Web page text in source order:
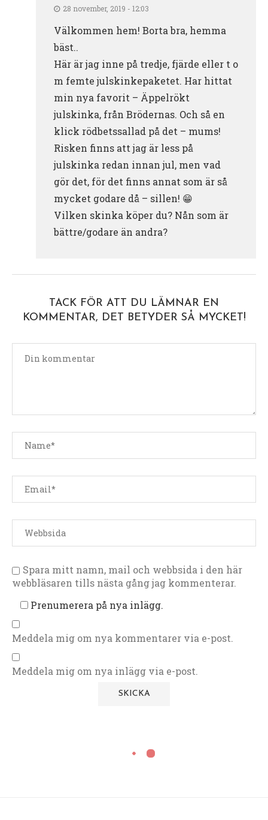
28 november, 2019 - 12:03
Välkommen hem! Borta bra, hemma
bäst..
Här är jag inne på tredje, fjärde eller t o
m femte julskinkepaketet. Har hittat
min nya favorit – Äppelrökt
julskinka, från Brödernas. Och så en
klick rödbetssallad på det – mums!
Risken finns att jag är less på
julskinka redan innan jul, men vad
gör det, för det finns annat som är så
mycket godare då – sillen! 😁
Vilken skinka köper du? Nån som är
bättre/godare än andra?
TACK FÖR ATT DU LÄMNAR EN
KOMMENTAR, DET BETYDER SÅ MYCKET!
Spara mitt namn, mail och webbsida i den här
webbläsaren tills nästa gång jag kommenterar.
Prenumerera på nya inlägg.
Meddela mig om nya kommentarer via e-post.
Meddela mig om nya inlägg via e-post.